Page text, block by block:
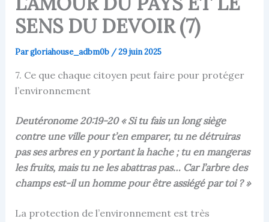
SENS DU DEVOIR (7)
Pargloriahouse_adbm0b /29 juin 2025
7. Ce que chaque citoyen peut faire pour protéger
l’environnement
Deutéronome 20:19-20 « Si tu fais un long siège
contre une ville pour t’en emparer, tu ne détruiras
pas ses arbres en y portant la hache ; tu en mangeras
les fruits, mais tu ne les abattras pas… Car l’arbre des
champs est-il un homme pour être assiégé par toi ? »
La protection de l’environnement est très